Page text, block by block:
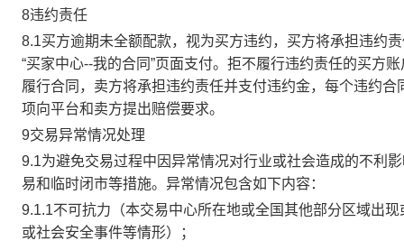
8违约责任
8.1买方逾期未全额配款，视为买方违约，买方将承担违约
“买家中心--我的合同”页面支付。拒不履行违约责任的买方
履行合同，卖方将承担违约责任并支付违约金，每个违约
项向平台和卖方提出赔偿要求。
9交易异常情况处理
9.1为避免交易过程中因异常情况对行业或社会造成的不利
易和临时闭市等措施。异常情况包含如下内容：
9.1.1不可抗力（本交易中心所在地或全国其他部分区域出
或社会安全事件等情形）；